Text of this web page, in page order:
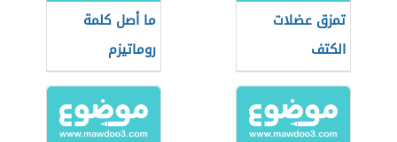
تمزق عضلات
الكتف
ما أصل كلمة
روماتيزم